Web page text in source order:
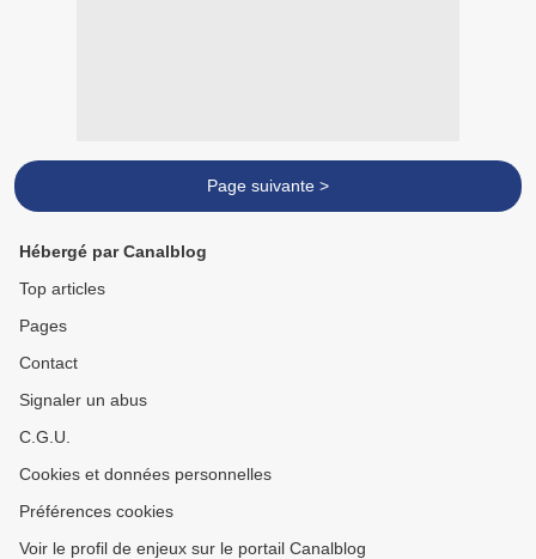
Page suivante >
Hébergé par Canalblog
Top articles
Pages
Contact
Signaler un abus
C.G.U.
Cookies et données personnelles
Préférences cookies
Voir le profil de enjeux sur le portail Canalblog